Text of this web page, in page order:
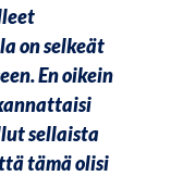
on selkeät
En oikein
sellaista
tämä olisi